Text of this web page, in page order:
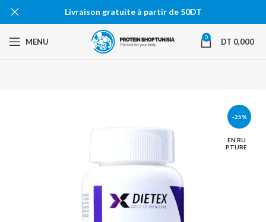
MENU 0 DT 0,000
-25%
EN RU
PTURE
Livraison gratuite à partir de 50DT